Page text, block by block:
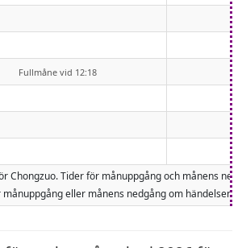
Fullmåne vid 12:18
Chongzuo. Tider för månuppgång och månens
månuppgång eller månens nedgång om